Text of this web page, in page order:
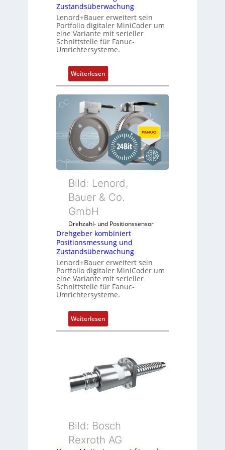
Zustandsüberwachung
Lenord+Bauer erweitert sein
Portfolio digitaler MiniCoder um
eine Variante mit serieller
Schnittstelle für Fanuc-
Umrichtersysteme.
Weiterlesen:
D
r
e
g
e
b
e
r
o
m
n
i
e
r
t
P
o
t
s
m
e
n
Bild: Lenord,
Bauer & Co.
GmbH
Drehzahl- und Positionssensor
Drehgeber kombiniert
Positionsmessung und
Zustandsüberwachung
Lenord+Bauer erweitert sein
Portfolio digitaler MiniCoder um
eine Variante mit serieller
Schnittstelle für Fanuc-
Umrichtersysteme.
Weiterlesen:
D
g
e
b
k
m
Bild: Bosch
Rexroth AG